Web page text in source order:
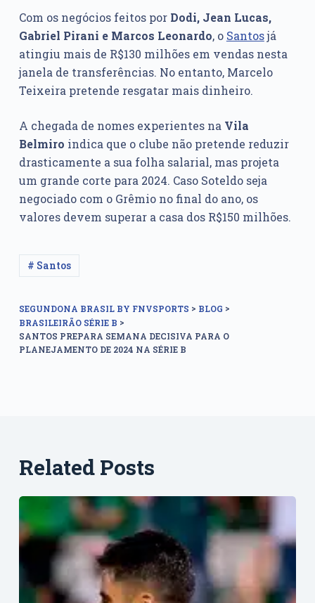
Com os negócios feitos por Dodi, Jean Lucas,
Gabriel Pirani e Marcos Leonardo, o Santosjá
atingiu mais de R$130 milhões em vendas nesta
janela de transferências. No entanto, Marcelo
Teixeira pretende resgatar mais dinheiro.
A chegada de nomes experientes na Vila
Belmiro indica que o clube não pretende reduzir
drasticamente a sua folha salarial, mas projeta
um grande corte para 2024. Caso Soteldo seja
negociado com o Grêmio no final do ano, os
valores devem superar a casa dos R$150 milhões.
# Santos
SEGUNDONA BRASIL BY FNVSPORTS > BLOG >
BRASILEIRÃO SÉRIE B >
SANTOS PREPARA SEMANA DECISIVA PARA O
PLANEJAMENTO DE 2024 NA SÉRIE B
Related Posts